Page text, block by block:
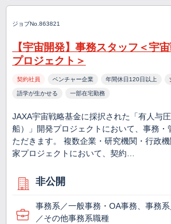
ジョブNo.863821
【宇宙開発】事務スタッフ＜宇
プロジェクト＞
契約社員 ベンチャー企業 年間休日120日以上
語学が生かせる 一部在宅勤務
JAXA宇宙戦略基金に採択された「有人与
船）」開発プロジェクトにおいて、事務・
ただきます。 複数企業・研究機関・行政
家プロジェクトにおいて、契約…
非公開
事務系／一般事務・OA事務、事務
／その他事務系職種